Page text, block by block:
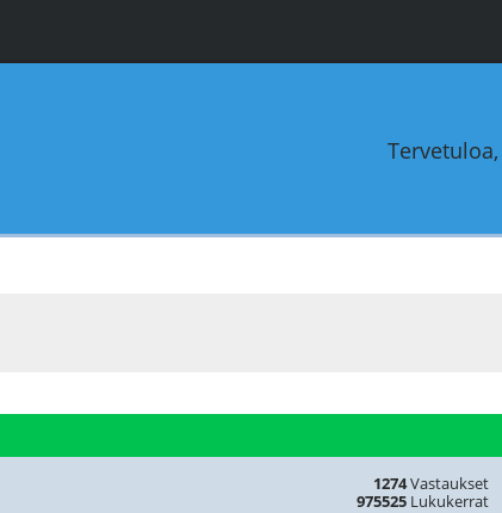
Tervetuloa,
1274Vastaukset
975525Lukukerrat